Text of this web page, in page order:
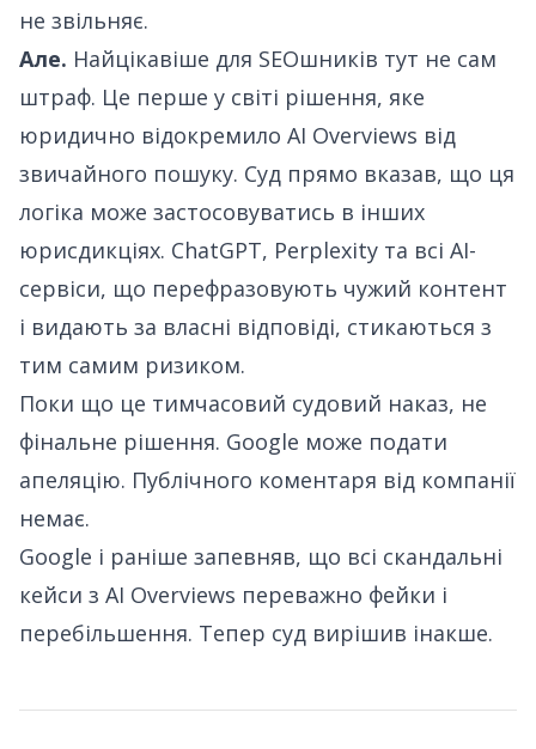
не звільняє.
Але. Найцікавіше для SEOшників тут не сам
штраф. Це перше у світі рішення, яке
юридично відокремило AI Overviews від
звичайного пошуку. Суд прямо вказав, що ця
логіка може застосовуватись в інших
юрисдикціях. ChatGPT, Perplexity та всі AI-
сервіси, що перефразовують чужий контент
і видають за власні відповіді, стикаються з
тим самим ризиком.
Поки що це тимчасовий судовий наказ, не
фінальне рішення. Google може подати
апеляцію. Публічного коментаря від компанії
немає.
Google і раніше запевняв, що всі скандальні
кейси з AI Overviews переважно фейки і
перебільшення. Тепер суд вирішив інакше.